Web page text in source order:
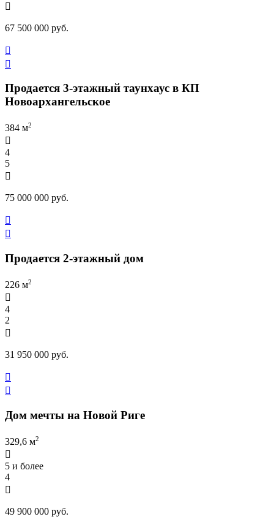

67 500 000 руб.


Продается 3-этажный таунхаус в КП
Новоархангельское
384 м2

4
5

75 000 000 руб.


Продается 2-этажный дом
226 м2

4
2

31 950 000 руб.


Дом мечты на Новой Риге
329,6 м2

5 и более
4

49 900 000 руб.